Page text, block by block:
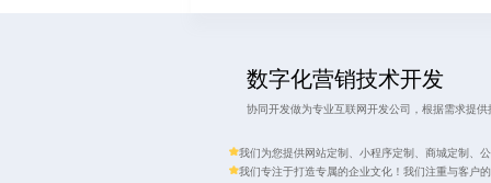
数字化营销技术开发
协同开发做为专业互联网开发公司，根据需求提
我们为您提供网站定制、小程序定制、商城定制、
我们专注于打造专属的企业文化！我们注重与客户